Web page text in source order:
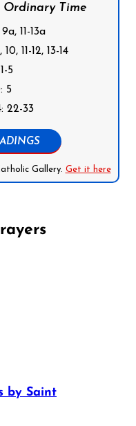
Ordinary Time
11-13a
11-12, 13-14
5
5
22-33
Gallery. Get it here
by Saint